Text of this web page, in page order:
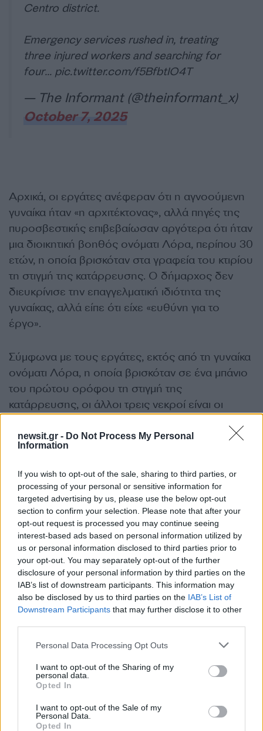
newsit.gr - Do Not Process My Personal
Information
If you wish to opt-out of the sale, sharing to third parties, or
processing of your personal or sensitive information for
targeted advertising by us, please use the below opt-out
section to confirm your selection. Please note that after your
opt-out request is processed you may continue seeing
interest-based ads based on personal information utilized by
us or personal information disclosed to third parties prior to
your opt-out. You may separately opt-out of the further
disclosure of your personal information by third parties on the
IAB’s list of downstream participants. This information may
also be disclosed by us to third parties on the IAB’s List of
Downstream Participants that may further disclose it to other
Please note that this website/app uses one or more Google
not limited to your visit or usage behaviour. You may click to
grant or deny consent to Google and its third-party tags to
use your data for below specified purposes in below Google
consent section.
Personal Data Processing Opt Outs
I want to opt-out of the Sharing of my
personal data.
Opted In
I want to opt-out of the Sale of my
Personal Data.
Opted In
Centro district.
Emergency services rushed in, treating
three injured workers and searching for
four… pic.twitter.com/f5BfbtIO4T
— The Informant (@theinformant_x)
October 7, 2025
Αρχικά, οι εργάτες ανέφεραν ότι η αγνοούμενη
γυναίκα ήταν «η αρχιτέκτονας», αλλά πηγές της
πυροσβεστικής επιβεβαίωσαν αργότερα ότι ήταν
μια διοικητική βοηθός ονόματι Λόρα, περίπου 30
ετών, η οποία βρισκόταν στα γραφεία του κτιρίου
τη στιγμή της κατάρρευσης. Ο δήμαρχος δεν
διευκρίνισε την επαγγελματική ιδιότητα της
γυναίκας, αλλά είπε ότι είχε «ευθύνη για το
έργο».
Σύμφωνα με τους εργάτες, εκτός από τη γυναίκα
ονόματι Λόρα, η οποία βρισκόταν σε ένα μπάνιο
του πρώτου ορόφου τη στιγμή της
κατάρρευσης, οι άλλοι τρεις νεκροί είναι οι
50 ετών, με καταγωγή από το Μάλι, τη Γουινέα
και τον Ισημερινό. Σύμφωνα με την κατάθεσή
τους, δύο από αυτούς βρίσκονταν επίσης στο
μπάνιο του υπογείου και ο τρίτος στον τελευταίο
όροφο του κτιρίου.
ΔΙΑΦΗΜΙΣΗ